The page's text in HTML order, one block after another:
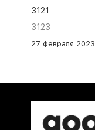
3121
3123
27 февраля 2023